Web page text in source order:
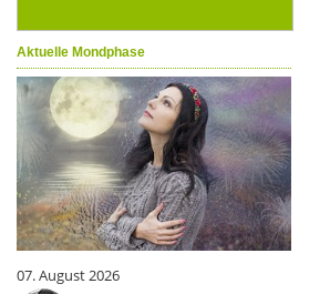
Aktuelle Mondphase
07. August 2026